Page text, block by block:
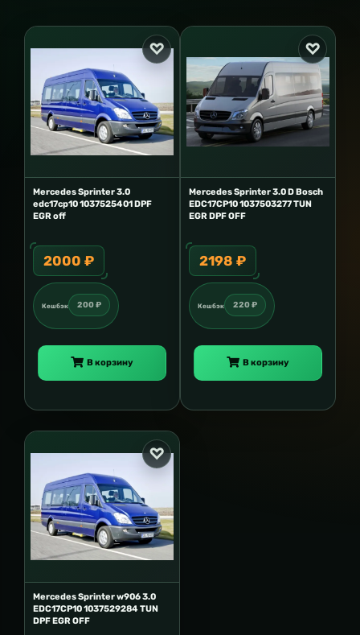
Mercedes Sprinter 3.0
edc17cp10 1037525401 DPF
EGR off
2000 ₽
Кешбэк 200 ₽
В корзину
Mercedes Sprinter 3.0 D Bosch
EDC17CP10 1037503277 TUN
EGR DPF OFF
2198 ₽
Кешбэк 220 ₽
В корзину
Mercedes Sprinter w906 3.0
EDC17CP10 1037529284 TUN
DPF EGR OFF